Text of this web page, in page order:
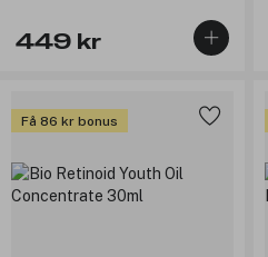
449 kr
Få 86 kr bonus